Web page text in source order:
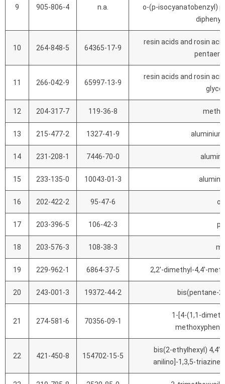
9 905-806-4 n.a.
o-(p-isocyanatobenzyl)
diphenyl
10 264-848-5 64365-17-9
resin acids and rosin
11 266-042-9 65997-13-9
resin acids and rosin
12 204-317-7 119-36-8
13 215-477-2 1327-41-9
14 231-208-1 7446-70-0
15 233-135-0 10043-01-3
16 202-422-2 95-47-6 o-
17 203-396-5 106-42-3 p-
18 203-576-3 108-38-3
19 229-962-1 6864-37-5 2,2'-dimethyl-4,4'-
20 243-001-3 19372-44-2 bis(pentane-
21 274-581-6 70356-09-1
1-[4-(1,1-
22 421-450-8 154702-15-5
bis(2-ethylhexyl)
anilino]-1,3,5-